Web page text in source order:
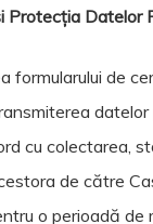
Protecția Datelor
formularului de
datelor
cu colectarea,
de către
o perioadă de